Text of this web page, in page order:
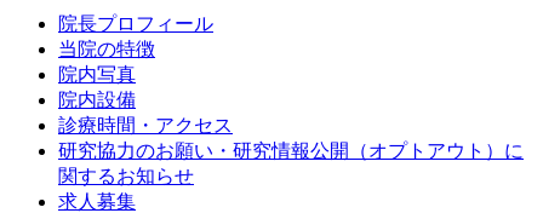
院長プロフィール
当院の特徴
院内写真
院内設備
診療時間・アクセス
研究協力のお願い・研究情報公開（オプトアウト）に
関するお知らせ
求人募集